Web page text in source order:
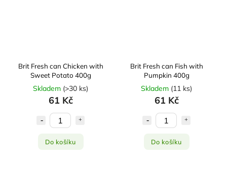
Brit Fresh can Chicken with
Sweet Potato 400g
Skladem (>30 ks)
61 Kč
Do košíku
Brit Fresh can Fish with
Pumpkin 400g
Skladem (11 ks)
61 Kč
Do košíku